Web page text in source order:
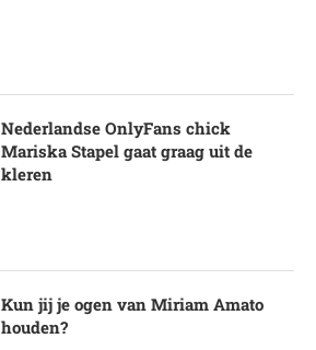
Nederlandse OnlyFans chick
Mariska Stapel gaat graag uit de
kleren
Kun jij je ogen van Miriam Amato
houden?